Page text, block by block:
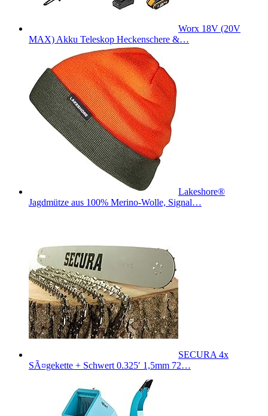
Worx 18V (20V
MAX) Akku Teleskop Heckenschere &…
Lakeshore®
Jagdmütze aus 100% Merino-Wolle, Signal…
SECURA 4x
SÃ¤gekette + Schwert 0.325′ 1,5mm 72…